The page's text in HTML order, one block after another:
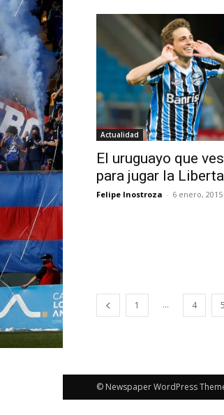
Actualidad
El uruguayo que
para jugar la
Felipe Inostroza - 6 enero, 2015
1 ... 4 5
© Newspaper WordPress